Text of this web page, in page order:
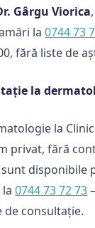
Gârgu Viorica
la0744 73
fără liste de
la
la
privat, fără
disponibile
la0744 73 72 73
consultație.